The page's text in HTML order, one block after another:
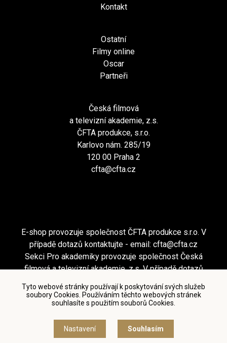
Tyto webové stránky používají k poskytování svých služeb
soubory Cookies. Používáním těchto webových stránek
souhlasíte s použitím souborů Cookies.
Nastavení Souhlasím
Kontakt
Ostatní
Filmy online
Oscar
Partneři
Česká filmová
a televizní akademie, z.s.
ČFTA produkce, s.r.o.
Karlovo nám. 285/19
120 00 Praha 2
cfta@cfta.cz
E-shop provozuje společnost ČFTA produkce s.r.o. V
případě dotazů kontaktujte - email: cfta@cfta.cz
Sekci Pro akademiky provozuje společnost Česká
filmová a televizní akademie, z.s. V případě dotazů
Podmínky užití a zásady ochrany osobních údajů
Nastavení cookies